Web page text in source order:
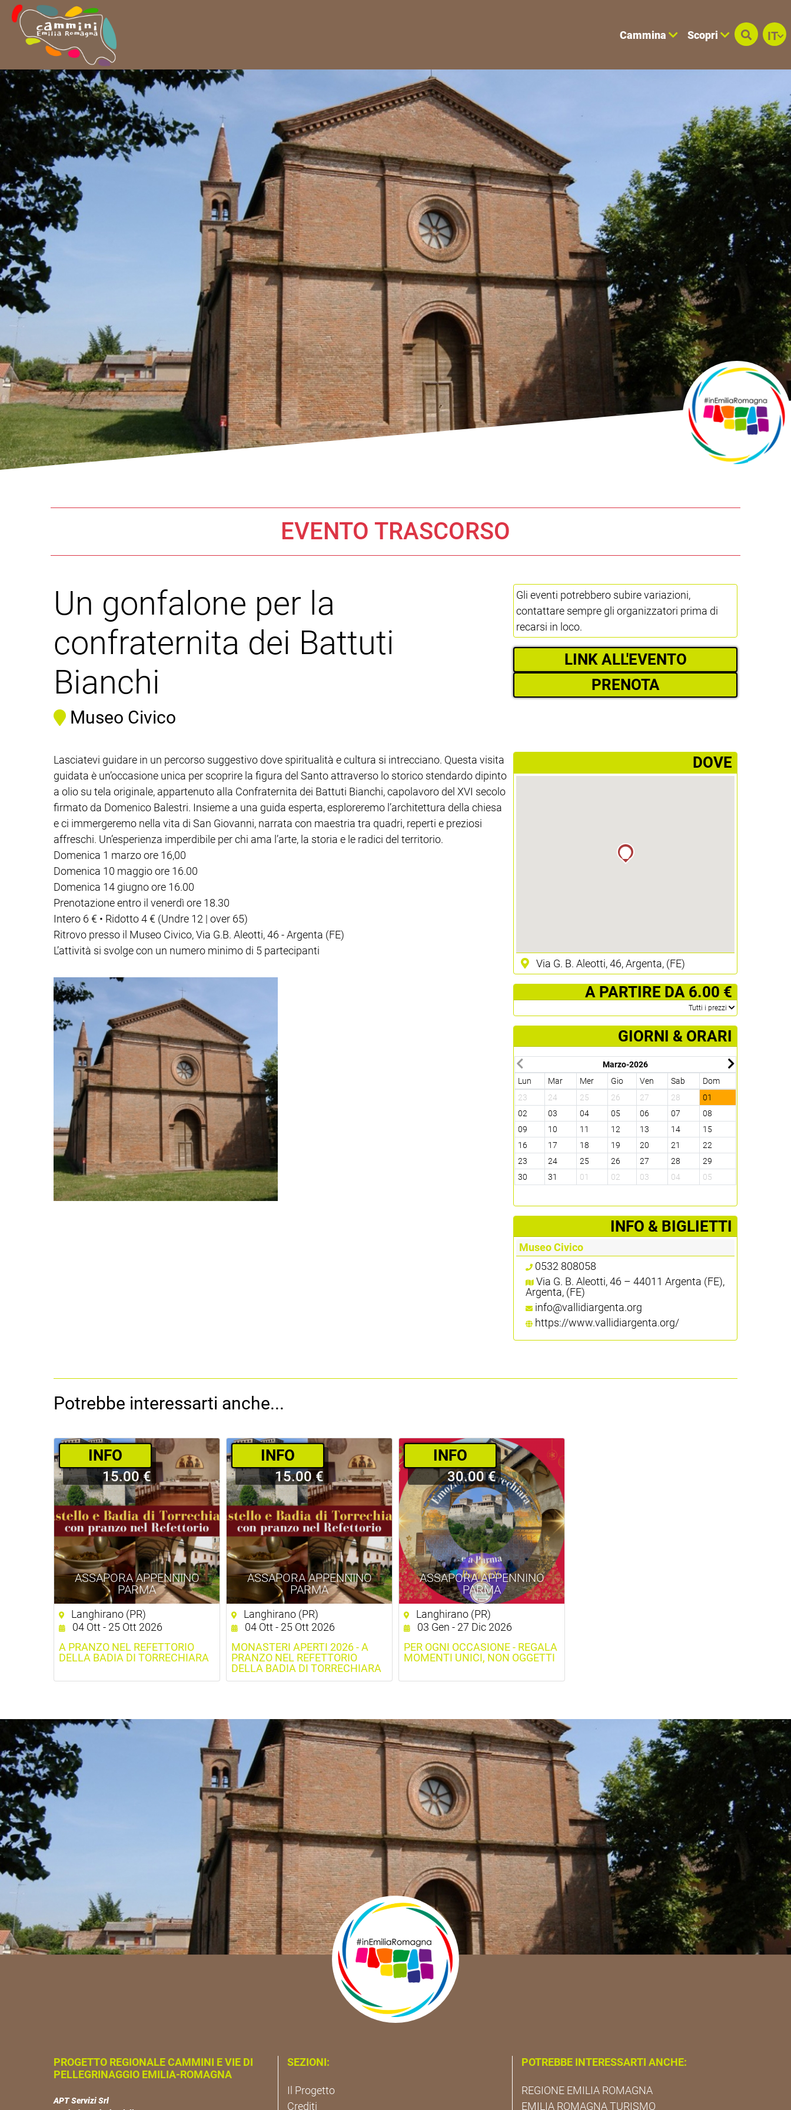
Cammina Scopri IT
EVENTO TRASCORSO
Un gonfalone per la
confraternita dei Battuti
Bianchi
Museo Civico
Gli eventi potrebbero subire variazioni,
contattare sempre gli organizzatori prima di
recarsi in loco.
LINK ALL'EVENTO
PRENOTA
Lasciatevi guidare in un percorso suggestivo dove spiritualità e cultura si intrecciano. Questa visita
guidata è un’occasione unica per scoprire la figura del Santo attraverso lo storico stendardo dipinto
a olio su tela originale, appartenuto alla Confraternita dei Battuti Bianchi, capolavoro del XVI secolo
firmato da Domenico Balestri. Insieme a una guida esperta, esploreremo l’architettura della chiesa
e ci immergeremo nella vita di San Giovanni, narrata con maestria tra quadri, reperti e preziosi
affreschi. Un’esperienza imperdibile per chi ama l’arte, la storia e le radici del territorio.
Domenica 1 marzo ore 16,00
Domenica 10 maggio ore 16.00
Domenica 14 giugno ore 16.00
Prenotazione entro il venerdì ore 18.30
Intero 6 € • Ridotto 4 € (Undre 12 | over 65)
Ritrovo presso il Museo Civico, Via G.B. Aleotti, 46 - Argenta (FE)
L’attività si svolge con un numero minimo di 5 partecipanti
­DOVE
Via G. B. Aleotti, 46, Argenta, (FE)
­ A PARTIRE DA 6.00 €
­Tutti i prezzi
GIORNI & ORARI
Marzo-2026
Lun
Mar Mer Gio Ven Sab
Dom
23
24 25 26 27 28
01
02
03 04 05 06 07
08
09
10 11 12 13 14
15
16
17 18 19 20 21
22
23
24 25 26 27 28
29
30
31 01 02 03 04 05
­INFO & BIGLIETTI
Museo Civico
0532 808058
Via G. B. Aleotti, 46 – 44011 Argenta (FE),
Argenta, (FE)
info@vallidiargenta.org
https://www.vallidiargenta.org/
Potrebbe interessarti anche...
ASSAPORA APPENNINO
PARMA
­INFO
15.00 €
Langhirano (PR)
04 Ott - 25 Ott 2026
A PRANZO NEL REFETTORIO
DELLA BADIA DI TORRECHIARA
ASSAPORA APPENNINO
PARMA
­INFO
15.00 €
Langhirano (PR)
04 Ott - 25 Ott 2026
MONASTERI APERTI 2026 - A
PRANZO NEL REFETTORIO
DELLA BADIA DI TORRECHIARA
ASSAPORA APPENNINO
PARMA
­INFO
30.00 €
Langhirano (PR)
03 Gen - 27 Dic 2026
PER OGNI OCCASIONE - REGALA
MOMENTI UNICI, NON OGGETTI
PROGETTO REGIONALE CAMMINI E VIE DI
PELLEGRINAGGIO EMILIA-ROMAGNA
APT Servizi Srl
SEZIONI:
Il Progetto
Crediti
POTREBBE INTERESSARTI ANCHE:
REGIONE EMILIA ROMAGNA
EMILIA ROMAGNA TURISMO